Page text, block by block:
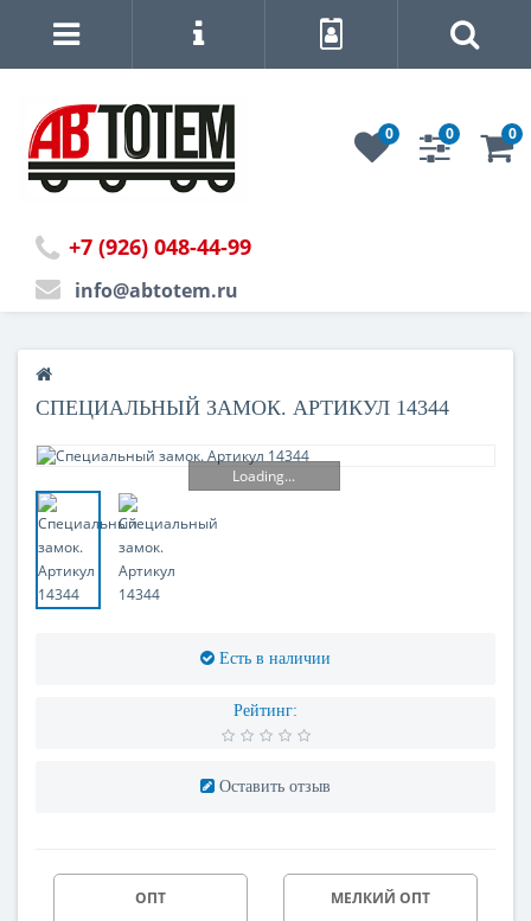
0 0 0
+7 (926) 048-44-99
info@abtotem.ru
СПЕЦИАЛЬНЫЙ ЗАМОК. АРТИКУЛ 14344
Loading...
Есть в наличии
Рейтинг:
Оставить отзыв
ОПТ МЕЛКИЙ ОПТ